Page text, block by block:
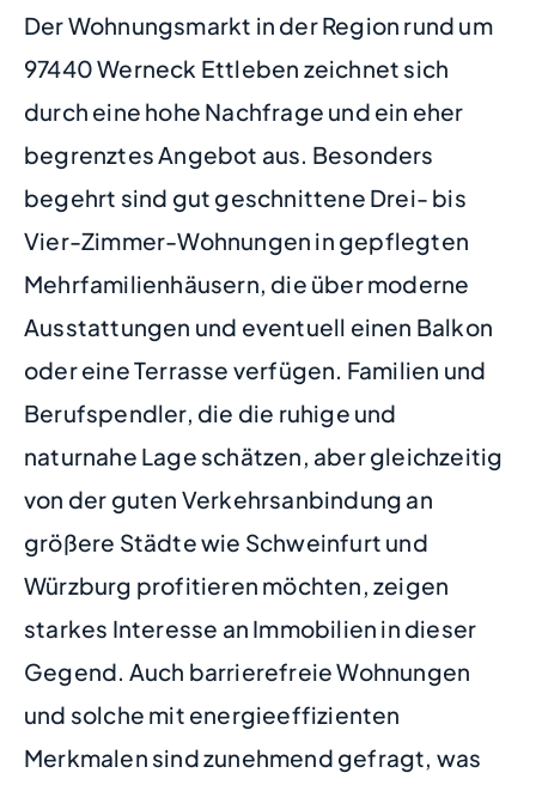
Der Wohnungsmarkt in der Region rund um
97440 Werneck Ettleben zeichnet sich
durch eine hohe Nachfrage und ein eher
begrenztes Angebot aus. Besonders
begehrt sind gut geschnittene Drei- bis
Vier-Zimmer-Wohnungen in gepflegten
Mehrfamilienhäusern, die über moderne
Ausstattungen und eventuell einen Balkon
oder eine Terrasse verfügen. Familien und
Berufspendler, die die ruhige und
naturnahe Lage schätzen, aber gleichzeitig
von der guten Verkehrsanbindung an
größere Städte wie Schweinfurt und
Würzburg profitieren möchten, zeigen
starkes Interesse an Immobilien in dieser
Gegend. Auch barrierefreie Wohnungen
und solche mit energieeffizienten
Merkmalen sind zunehmend gefragt, was